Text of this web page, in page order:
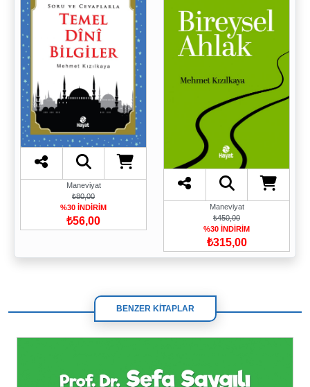
Maneviyat
₺80,00
%30 İNDİRİM
₺56,00
Maneviyat
₺450,00
%30 İNDİRİM
₺315,00
BENZER KİTAPLAR